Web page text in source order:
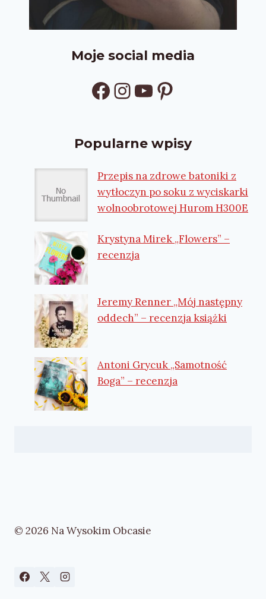
Moje social media
Facebook
Instagram
YouTube
Pinterest
Popularne wpisy
Przepis na zdrowe batoniki z
wytłoczyn po soku z wyciskarki
wolnoobrotowej Hurom H300E
Krystyna Mirek „Flowers” –
recenzja
Jeremy Renner „Mój następny
oddech” – recenzja książki
Antoni Grycuk „Samotność
Boga” – recenzja
© 2026 Na Wysokim Obcasie